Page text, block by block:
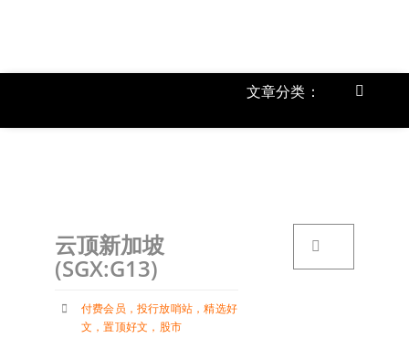
文章分类：
Toggle
云顶新加坡
(SGX:G13)
付费会员 ， 投行放哨站 ，精选好
文 ，置顶好文 ， 股市